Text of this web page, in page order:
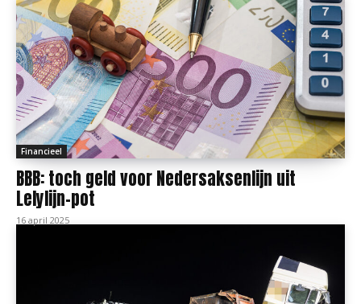
Financieel
BBB: toch geld voor Nedersaksenlijn uit
Lelylijn-pot
16 april 2025